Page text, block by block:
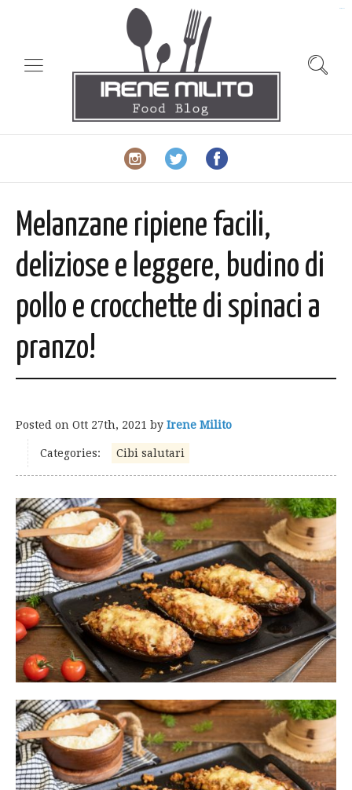
Melanzane ripiene facili,
deliziose e leggere, budino di
pollo e crocchette di spinaci a
pranzo!
Posted on Ott 27th, 2021 by Irene Milito
Categories: Cibi salutari